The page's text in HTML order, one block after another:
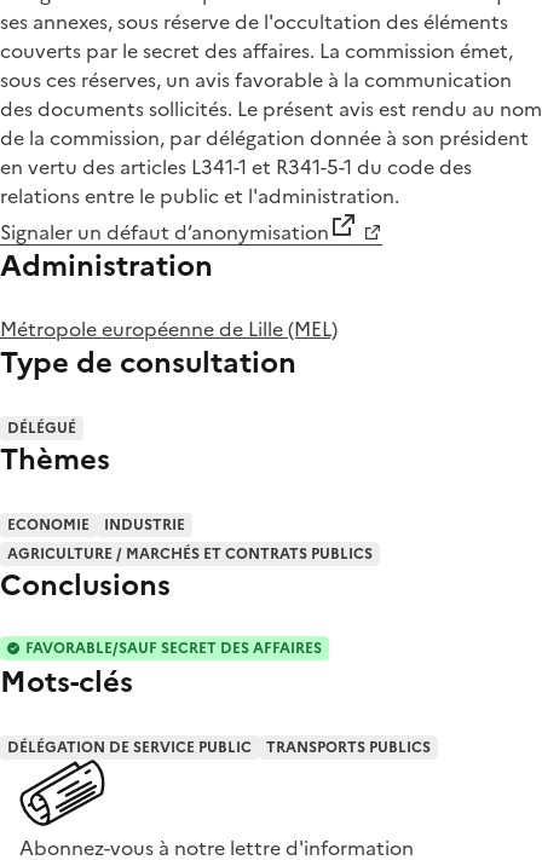
ses annexes, sous réserve de l'occultation des éléments
couverts par le secret des affaires. La commission émet,
sous ces réserves, un avis favorable à la communication
des documents sollicités. Le présent avis est rendu au nom
de la commission, par délégation donnée à son président
en vertu des articles L341-1 et R341-5-1 du code des
relations entre le public et l'administration.
Signaler un défaut d’anonymisation
Administration
Métropole européenne de Lille (MEL)
Type de consultation
DÉLÉGUÉ
Thèmes
ECONOMIE
INDUSTRIE
AGRICULTURE / MARCHÉS ET CONTRATS PUBLICS
Conclusions
FAVORABLE/SAUF SECRET DES AFFAIRES
Mots-clés
DÉLÉGATION DE SERVICE PUBLIC TRANSPORTS PUBLICS
Abonnez-vous à notre lettre d'information